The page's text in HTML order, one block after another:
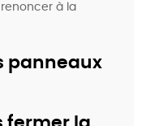
à la
panneaux